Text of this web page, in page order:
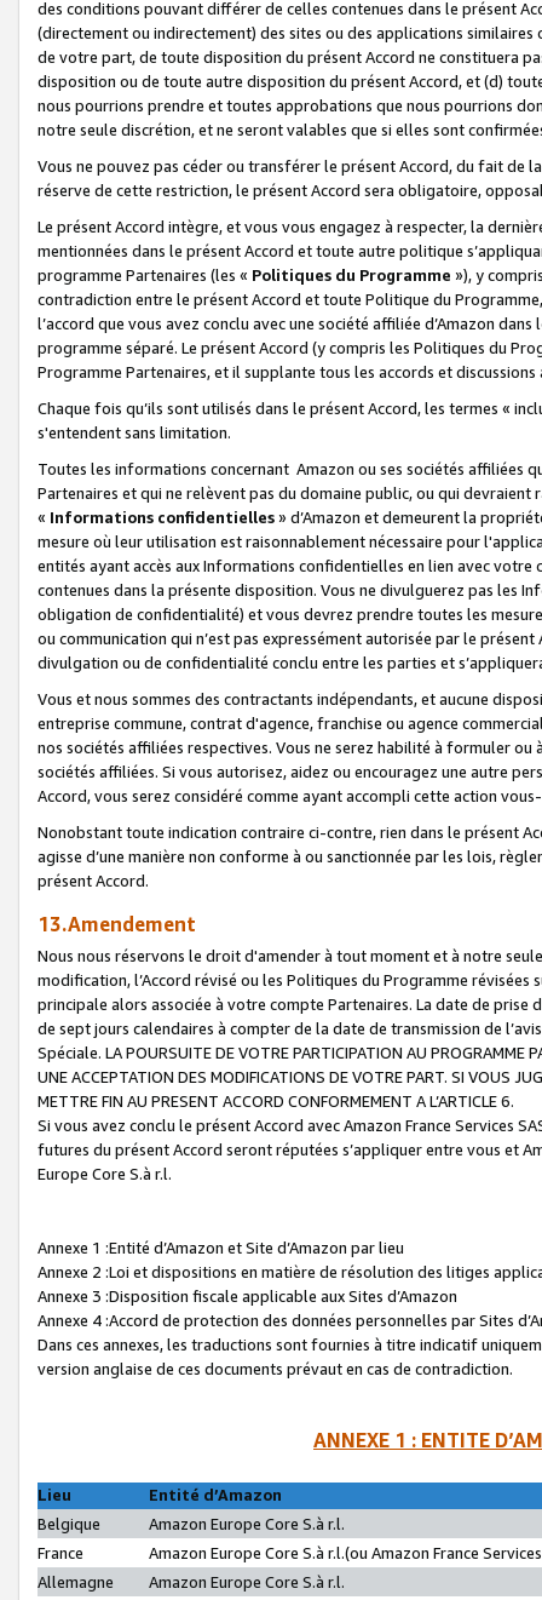
des conditions pouvant différer de celles contenues dans le présent
(directement ou indirectement) des sites ou des applications
de votre part, de toute disposition du présent Accord ne constituera
disposition ou de toute autre disposition du présent Accord, et (d)
nous pourrions prendre et toutes approbations que nous pourrions
notre seule discrétion, et ne seront valables que si elles sont
Vous ne pouvez pas céder ou transférer le présent Accord, du fait de
réserve de cette restriction, le présent Accord sera obligatoire,
Le présent Accord intègre, et vous vous engagez à respecter, la
mentionnées dans le présent Accord et toute autre politique
programme Partenaires (les « Politiques du Programme »), y
contradiction entre le présent Accord et toute Politique du
l’accord que vous avez conclu avec une société affiliée d’Amazon
programme séparé. Le présent Accord (y compris les Politiques du
Programme Partenaires, et il supplante tous les accords et discussions
Chaque fois qu’ils sont utilisés dans le présent Accord, les termes «
s'entendent sans limitation.
Toutes les informations concernant Amazon ou ses sociétés affiliées
Partenaires et qui ne relèvent pas du domaine public, ou qui
« Informations confidentielles» d’Amazon et demeurent la
mesure où leur utilisation est raisonnablement nécessaire pour
entités ayant accès aux Informations confidentielles en lien avec
contenues dans la présente disposition. Vous ne divulguerez pas les
obligation de confidentialité) et vous devrez prendre toutes les
ou communication qui n’est pas expressément autorisée par le
divulgation ou de confidentialité conclu entre les parties et
Vous et nous sommes des contractants indépendants, et aucune
entreprise commune, contrat d'agence, franchise ou agence
nos sociétés affiliées respectives. Vous ne serez habilité à formuler
sociétés affiliées. Si vous autorisez, aidez ou encouragez une autre
Accord, vous serez considéré comme ayant accompli cette action
Nonobstant toute indication contraire ci-contre, rien dans le présent
agisse d’une manière non conforme à ou sanctionnée par les lois,
présent Accord.
13.Amendement
Nous nous réservons le droit d'amender à tout moment et à notre
modification, l’Accord révisé ou les Politiques du Programme
principale alors associée à votre compte Partenaires. La date de
de sept jours calendaires à compter de la date de transmission de
Spéciale. LA POURSUITE DE VOTRE PARTICIPATION AU PROGRAMME
UNE ACCEPTATION DES MODIFICATIONS DE VOTRE PART. SI VOUS
METTRE FIN AU PRESENT ACCORD CONFORMEMENT A L’ARTICLE 6.
Si vous avez conclu le présent Accord avec Amazon France Services
futures du présent Accord seront réputées s’appliquer entre vous et
Europe Core S.à r.l.
Annexe 1 :Entité d’Amazon et Site d’Amazon par lieu
Annexe 2 :Loi et dispositions en matière de résolution des litiges
Annexe 3 :Disposition fiscale applicable aux Sites d’Amazon
Annexe 4 :Accord de protection des données personnelles par Sites
Dans ces annexes, les traductions sont fournies à titre indicatif
version anglaise de ces documents prévaut en cas de contradiction.
ANNEXE 1 : ENTITE
Lieu
Entité d’Amazon
Belgique
Amazon Europe Core S.à r.l.
France
Amazon Europe Core S.à r.l.(ou Amazon France
Allemagne
Amazon Europe Core S.à r.l.